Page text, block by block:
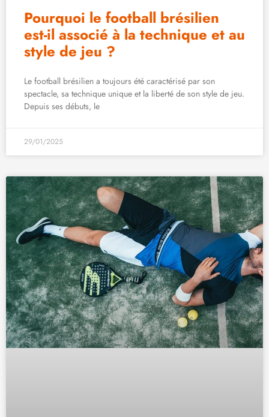
Pourquoi le football brésilien
est-il associé à la technique et au
style de jeu ?
Le football brésilien a toujours été caractérisé par son
spectacle, sa technique unique et la liberté de son style de jeu.
Depuis ses débuts, le
29/01/2025